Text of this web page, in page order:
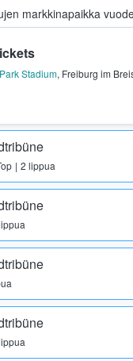
markkinapaikka
ja
Stadium, Freiburg im
2 lippua